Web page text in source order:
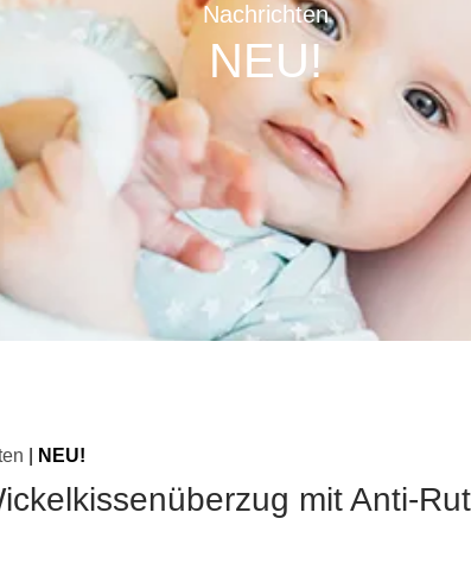
Nachrichten
NEU!
NEU!
mit Anti-